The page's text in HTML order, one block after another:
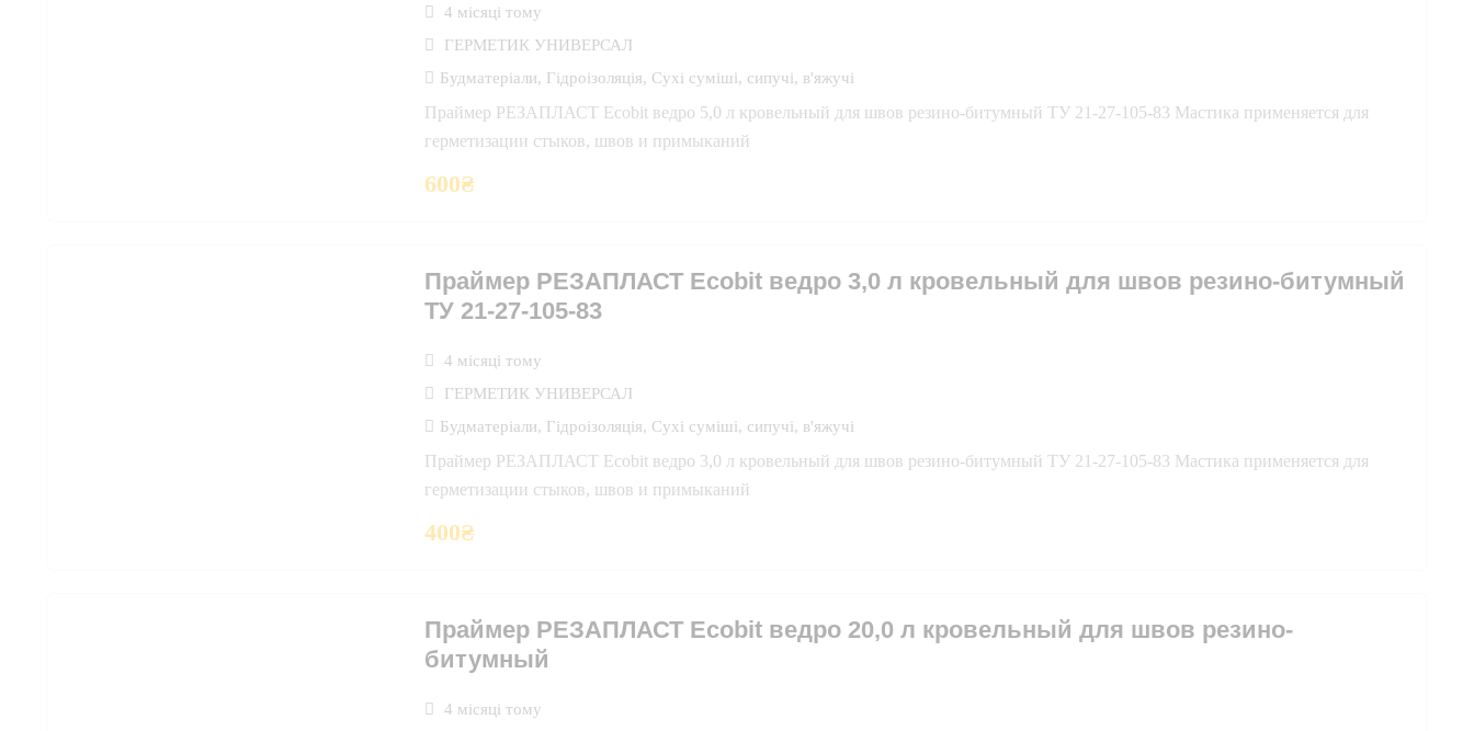
4 місяці тому
ГЕРМЕТИК УНИВЕРСАЛ
Будматеріали, Гідроізоляція, Сухі суміші, сипучі, в'яжучі
Праймер РЕЗАПЛАСТ Ecobit ведро 5,0 л кровельный для швов резино-битумный ТУ 21-27-105-83 Мастика применяется для
герметизации стыков, швов и примыканий
600₴
Праймер РЕЗАПЛАСТ Ecobit ведро 3,0 л кровельный для швов резино-битумный
ТУ 21-27-105-83
4 місяці тому
ГЕРМЕТИК УНИВЕРСАЛ
Будматеріали, Гідроізоляція, Сухі суміші, сипучі, в'яжучі
Праймер РЕЗАПЛАСТ Ecobit ведро 3,0 л кровельный для швов резино-битумный ТУ 21-27-105-83 Мастика применяется для
герметизации стыков, швов и примыканий
400₴
Праймер РЕЗАПЛАСТ Ecobit ведро 20,0 л кровельный для швов резино-
битумный
4 місяці тому